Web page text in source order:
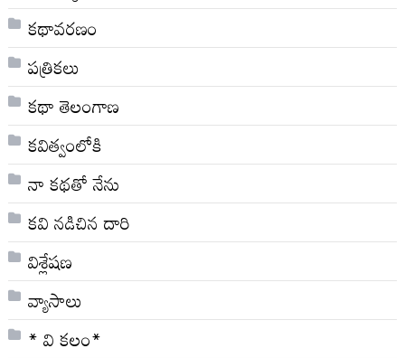
కథావరణం
పత్రికలు
కథా తెలంగాణ
కవిత్వంలోకి
నా క‌థ‌తో నేను
కవి నడిచిన దారి
విశ్లేషణ
వ్యాసాలు
* వి క‌లం*